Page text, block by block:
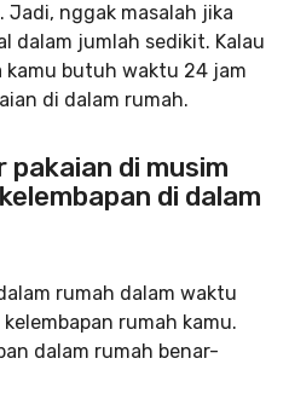
Jadi, nggak masalah jika
dalam jumlah sedikit. Kalau
kamu butuh waktu 24 jam
di dalam rumah.
pakaian di musim
di dalam
rumah dalam waktu
rumah kamu.
dalam rumah benar-